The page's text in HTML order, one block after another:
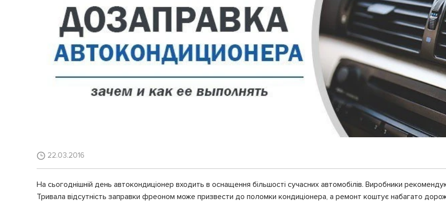
22.03.2016
На сьогоднішній день автокондиціонер входить в оснащення більшості сучасних автомобілів. Виробники
Тривала відсутність заправки фреоном може призвести до поломки кондиціонера, а ремонт коштує набагато